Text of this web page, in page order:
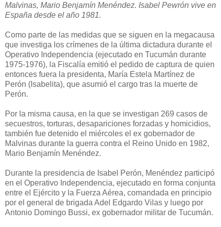
Malvinas, Mario Benjamín Menéndez. Isabel Pewrón vive en
España desde el año 1981.
Como parte de las medidas que se siguen en la megacausa
que investiga los crímenes de la última dictadura durante el
Operativo Independencia (ejecutado en Tucumán durante
1975-1976), la Fiscalía emitió el pedido de captura de quien
entonces fuera la presidenta, María Estela Martínez de
Perón (Isabelita), que asumió el cargo tras la muerte de
Perón.
Por la misma causa, en la que se investigan 269 casos de
secuestros, torturas, desapariciones forzadas y homicidios,
también fue detenido el miércoles el ex gobernador de
Malvinas durante la guerra contra el Reino Unido en 1982,
Mario Benjamín Menéndez.
Durante la presidencia de Isabel Perón, Menéndez participó
en el Operativo Independencia, ejecutado en forma conjunta
entre el Ejército y la Fuerza Aérea, comandada en principio
por el general de brigada Adel Edgardo Vilas y luego por
Antonio Domingo Bussi, ex gobernador militar de Tucumán.